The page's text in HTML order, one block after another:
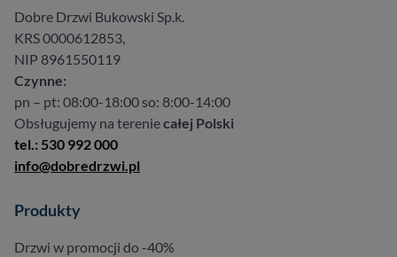
Dobre Drzwi Bukowski Sp.k.
KRS 0000612853,
NIP 8961550119
Czynne:
pn – pt: 08:00-18:00 so: 8:00-14:00
Obsługujemy na tereniecałej Polski
tel.: 530 992 000
info@dobredrzwi.pl
Produkty
Drzwi w promocji do -40%